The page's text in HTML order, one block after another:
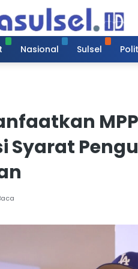
Nasional Sulsel
Syarat